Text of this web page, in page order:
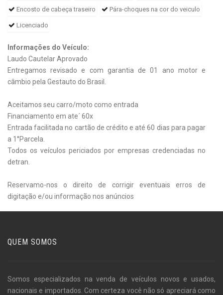
Encosto de cabeça traseiro Pára-choques na cor do veiculo
Licenciado
Informações do Veículo:
Laudo Cautelar Aprovado
Entregamos revisado e com garantia de 01 ano motor e
câmbio pela Gestauto do Brasil.
Aceitamos seu carro/moto como entrada
Financiamento em ate´ 60x
Entrada facilitada no cartão de crédito e até 60 dias para pagar
a 1°Parcela.
Todos os veículos periciados por empresas credenciadas no
detran.
Reservamo-nos o direito de corrigir eventuais erros de
digitação e/ou informação nos anúncios
QUEM SOMOS
Somos especializados na venda de veículos novos e usados,
nacionais e importados. Com certeza você não só apreciará como